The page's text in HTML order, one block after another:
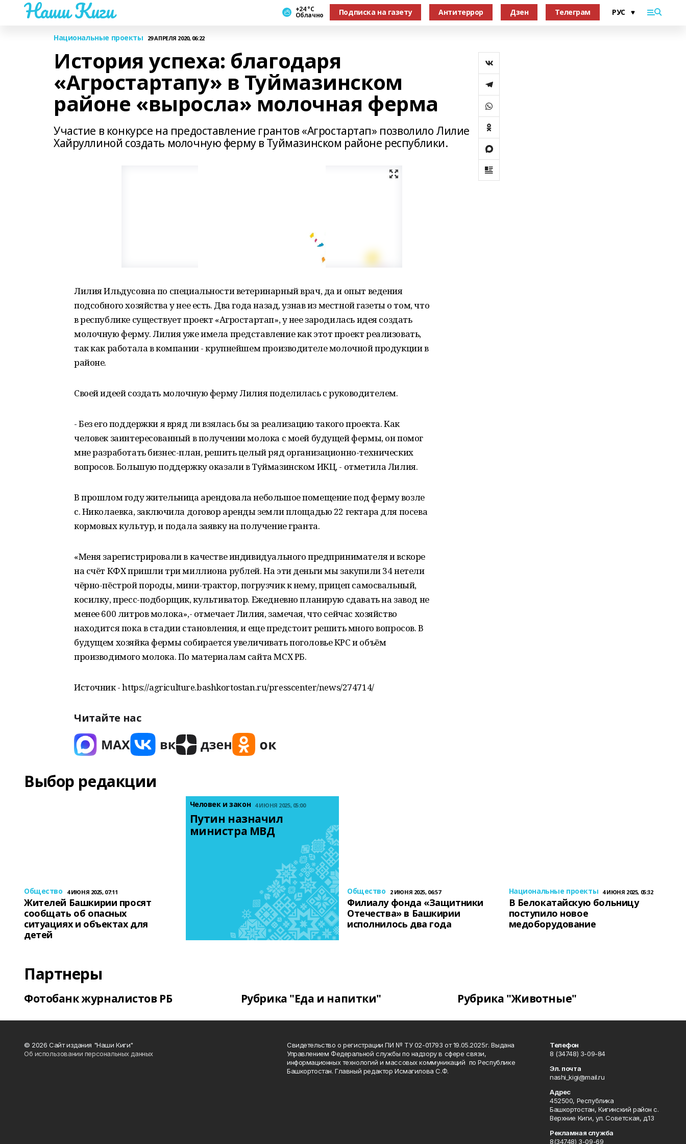
Наши Киги +24 °С
Облачно Подписка на газету Антитеррор Дзен Телеграм
Национальные проекты 29 АПРЕЛЯ 2020, 06:22
История успеха: благодаря
«Агростартапу» в Туймазинском
районе «выросла» молочная ферма
Участие в конкурсе на предоставление грантов «Агростартап» позволило Лилие
Хайруллиной создать молочную ферму в Туймазинском районе республики.
Лилия Ильдусовна по специальности ветеринарный врач, да и опыт ведения
подсобного хозяйства у нее есть. Два года назад, узнав из местной газеты о том, что
в республике существует проект «Агростартап», у нее зародилась идея создать
молочную ферму. Лилия уже имела представление как этот проект реализовать,
так как работала в компании - крупнейшем производителе молочной продукции в
районе.
Своей идеей создать молочную ферму Лилия поделилась с руководителем.
- Без его поддержки я вряд ли взялась бы за реализацию такого проекта. Как
человек заинтересованный в получении молока с моей будущей фермы, он помог
мне разработать бизнес-план, решить целый ряд организационно-технических
вопросов. Большую поддержку оказали в Туймазинском ИКЦ, - отметила Лилия.
В прошлом году жительница арендовала небольшое помещение под ферму возле
с. Николаевка, заключила договор аренды земли площадью 22 гектара для посева
кормовых культур, и подала заявку на получение гранта.
«Меня зарегистрировали в качестве индивидуального предпринимателя и вскоре
на счёт КФХ пришли три миллиона рублей. На эти деньги мы закупили 34 нетели
чёрно-пёстрой породы, мини-трактор, погрузчик к нему, прицеп самосвальный,
косилку, пресс-подборщик, культиватор. Ежедневно планирую сдавать на завод не
менее 600 литров молока»,- отмечает Лилия, замечая, что сейчас хозяйство
находится пока в стадии становления, и еще предстоит решить много вопросов. В
будущем хозяйка фермы собирается увеличивать поголовье КРС и объём
производимого молока. По материалам сайта МСХ РБ.
Источник - https://agriculture.bashkortostan.ru/presscenter/news/274714/
Читайте нас
Выбор редакции
Общество 4 ИЮНЯ 2025, 07:11
Жителей Башкирии просят
сообщать об опасных
ситуациях и объектах для
детей
Человек и закон 4 ИЮНЯ 2025, 05:00
Путин назначил
министра МВД
Общество 2 ИЮНЯ 2025, 06:57
Филиалу фонда «Защитники
Отечества» в Башкирии
исполнилось два года
Национальные проекты 4 ИЮНЯ 2025, 05:32
В Белокатайскую больницу
поступило новое
медоборудование
Партнеры
Фотобанк журналистов РБ Рубрика "Еда и напитки" Рубрика "Животные"
© 2026 Сайт издания "Наши Киги"
Об использовании персональных данных
Свидетельство о регистрации ПИ № ТУ 02-01793 от 19.05.2025г. Выдана
Управлением Федеральной службы по надзору в сфере связи,
информационных технологий и массовых коммуникаций по Республике
Башкортостан. Главный редактор Исмагилова С.Ф.
Телефон
8 (34748) 3-09-84
Эл. почта
nashi_kigi@mail.ru
Адрес
452500, Республика
Башкортостан, Кигинский район с.
Верхние Киги, ул. Советская, д.13
Рекламная служба
8(34748) 3-09-69